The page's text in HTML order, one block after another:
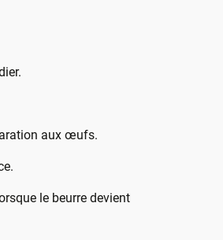
aux œufs.
le beurre devient